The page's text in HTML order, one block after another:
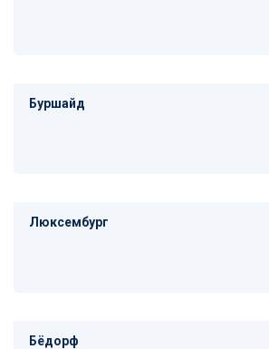
Буршайд
Люксембург
Бёдорф